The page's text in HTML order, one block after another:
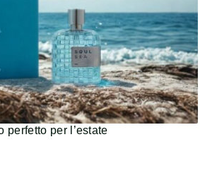
perfetto per l’estate